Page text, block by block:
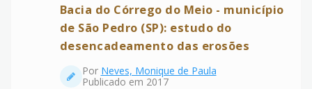
Bacia do Córrego do Meio - município
de São Pedro (SP): estudo do
desencadeamento das erosões
Por Neves, Monique de Paula
Publicado em 2017